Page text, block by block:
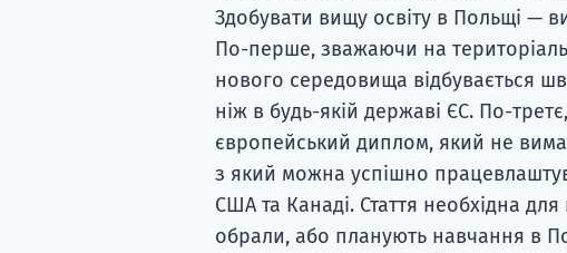
Здобувати вищу освіту в Польщі —
По-перше, зважаючи на
нового середовища відбувається
ніж в будь-якій державі ЄС. По-
європейський диплом, який не
з який можна успішно
США та Канаді. Стаття необхідна
обрали, або планують навчання в